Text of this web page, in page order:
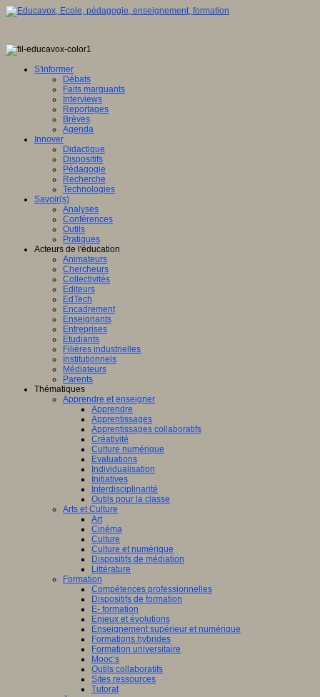
S'informer
Débats
Faits marquants
Interviews
Reportages
Brèves
Agenda
Innover
Didactique
Dispositifs
Pédagogie
Recherche
Technologies
Savoir(s)
Analyses
Conférences
Outils
Pratiques
Acteurs de l'éducation
Animateurs
Chercheurs
Collectivités
Editeurs
EdTech
Encadrement
Enseignants
Entreprises
Etudiants
Filières industrielles
Institutionnels
Médiateurs
Parents
Thématiques
Apprendre et enseigner
Apprendre
Apprentissages
Apprentissages collaboratifs
Créativité
Culture numérique
Evaluations
Individualisation
Initiatives
Interdisciplinarité
Outils pour la classe
Arts et Culture
Art
Cinéma
Culture
Culture et numérique
Dispositifs de médiation
Littérature
Formation
Compétences professionnelles
Dispositifs de formation
E- formation
Enjeux et évolutions
Enseignement supérieur et numérique
Formations hybrides
Formation universitaire
Mooc’s
Outils collaboratifs
Sites ressources
Tutorat